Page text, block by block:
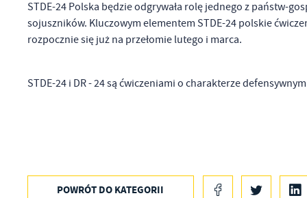
STDE-24 Polska będzie odgrywała rolę jednego z państw-
sojuszników. Kluczowym elementem STDE-24 polskie
rozpocznie się już na przełomie lutego i marca.
STDE-24 i DR - 24 są ćwiczeniami o charakterze
POWRÓT DO KATEGORII